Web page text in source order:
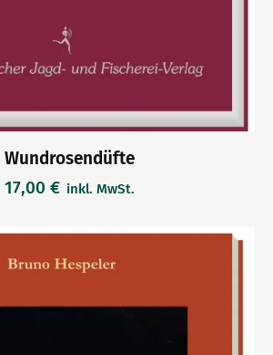
Wundrosendüfte
17,00 € inkl. MwSt.